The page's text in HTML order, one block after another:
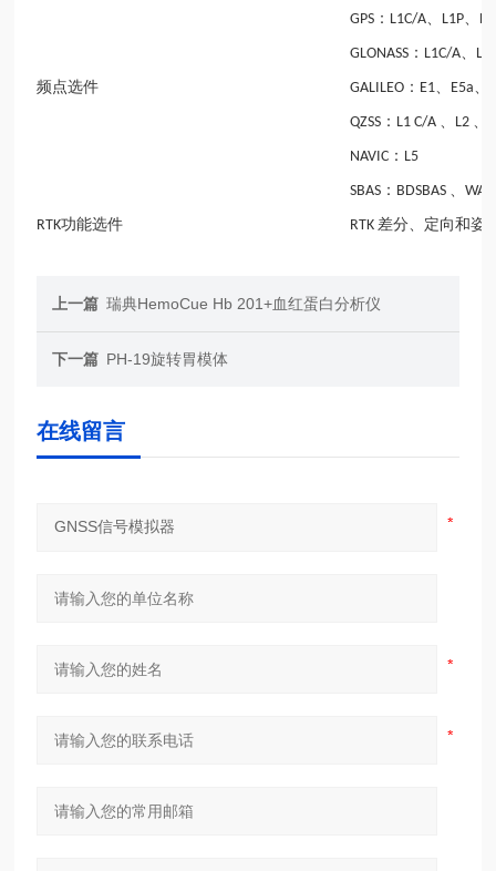
频点选件
GPS ： L1C/A L1P
GLONASS ： L1C/A
GALILEO ： E1 E5a
QZSS ： L1 C/A L2
NAVIC ： L5
SBAS ： BDSBAS 、
RTK功能选件 RTK 差分、定向和姿
上一篇 瑞典HemoCue Hb 201+血红蛋白分析仪
下一篇 PH-19旋转胃模体
在线留言